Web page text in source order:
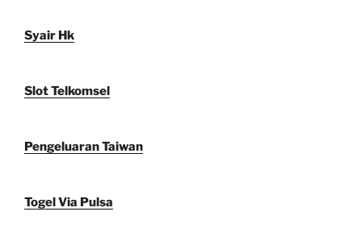
Syair Hk
Slot Telkomsel
Pengeluaran Taiwan
Togel Via Pulsa